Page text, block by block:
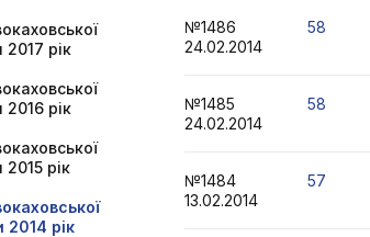
2017 рік
2016 рік
2015 рік
2014 рік
№1486
24.02.2014
58
№1485
24.02.2014
58
№1484
13.02.2014
57